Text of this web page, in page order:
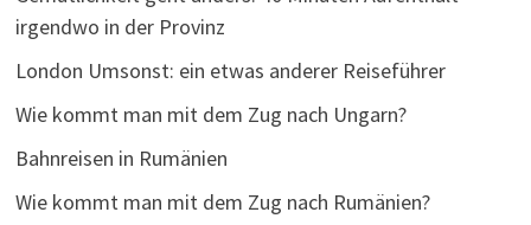
irgendwo in der Provinz
London Umsonst: ein etwas anderer Reiseführer
Wie kommt man mit dem Zug nach Ungarn?
Bahnreisen in Rumänien
Wie kommt man mit dem Zug nach Rumänien?